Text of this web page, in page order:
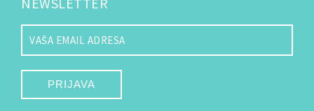
PRIJAVA